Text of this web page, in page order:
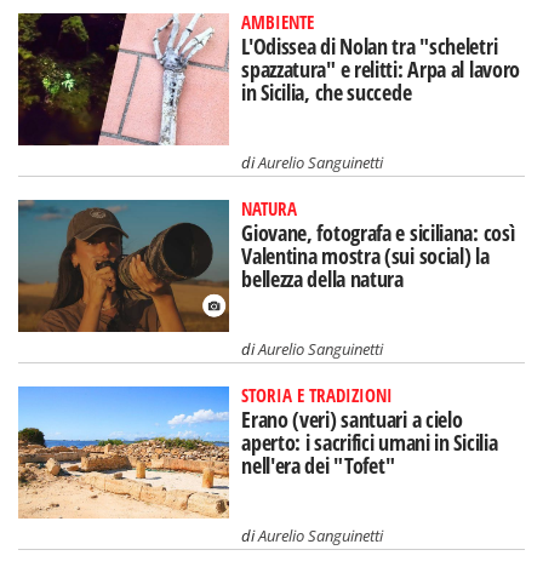
AMBIENTE
L'Odissea di Nolan tra "scheletri
spazzatura" e relitti: Arpa al lavoro
in Sicilia, che succede
diAurelio Sanguinetti
NATURA
Giovane, fotografa e siciliana: così
Valentina mostra (sui social) la
bellezza della natura
diAurelio Sanguinetti
STORIA E TRADIZIONI
Erano (veri) santuari a cielo
aperto: i sacrifici umani in Sicilia
nell'era dei "Tofet"
diAurelio Sanguinetti